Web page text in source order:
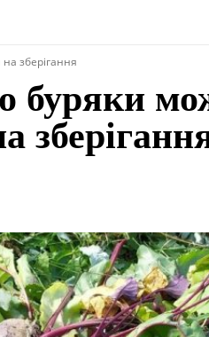
зберігання
буряки